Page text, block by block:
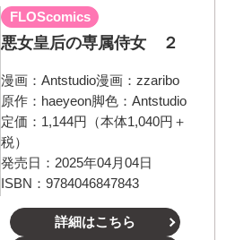
FLOScomics
悪女皇后の専属侍女 ２
漫画： Antstudio漫画： zzaribo
原作： haeyeon脚色： Antstudio
定価：1,144円（本体1,040円＋
税）
発売日：2025年04月04日
ISBN：9784046847843
詳細はこちら